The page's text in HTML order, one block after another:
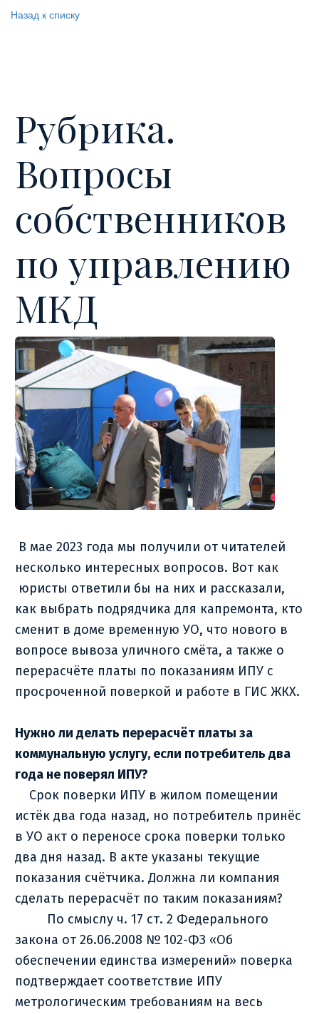
Назад к списку
Рубрика.
Вопросы
собственников
по управлению
МКД
В мае 2023 года мы получили от читателей
несколько интересных вопросов. Вот как
юристы ответили бы на них и рассказали,
как выбрать подрядчика для капремонта, кто
сменит в доме временную УО, что нового в
вопросе вывоза уличного смёта, а также о
перерасчёте платы по показаниям ИПУ с
просроченной поверкой и работе в ГИС ЖКХ.
Нужно ли делать перерасчёт платы за
коммунальную услугу, если потребитель два
года не поверял ИПУ?
Срок поверки ИПУ в жилом помещении
истёк два года назад, но потребитель принёс
в УО акт о переносе срока поверки только
два дня назад. В акте указаны текущие
показания счётчика. Должна ли компания
сделать перерасчёт по таким показаниям?
По смыслу ч. 17 ст. 2 Федерального
закона от 26.06.2008 № 102-ФЗ «Об
обеспечении единства измерений» поверка
подтверждает соответствие ИПУ
метрологическим требованиям на весь